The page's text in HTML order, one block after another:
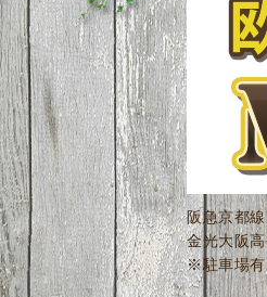
阪急京都
金光大阪
※駐車場有